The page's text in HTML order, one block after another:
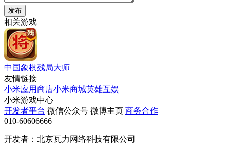
发布
相关游戏
中国象棋残局大师
友情链接
小米应用商店小米商城英雄互娱
小米游戏中心
开发者平台 微信公众号 微博主页 商务合作
010-60606666
开发者：北京瓦力网络科技有限公司